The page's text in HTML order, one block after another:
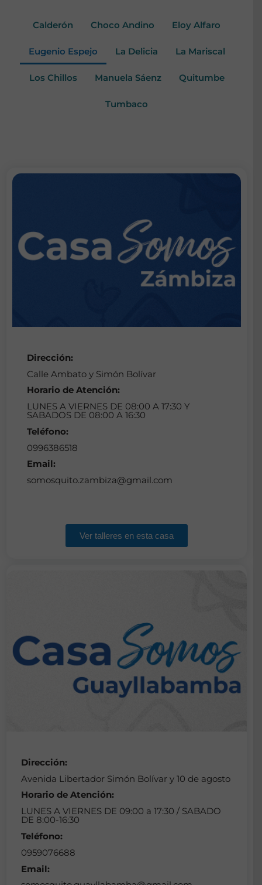
Calderón Choco Andino Eloy Alfaro
Eugenio Espejo La Delicia La Mariscal
Los Chillos Manuela Sáenz Quitumbe
Tumbaco
Dirección:
Calle Ambato y Simón Bolívar
Horario de Atención:
LUNES A VIERNES DE 08:00 A 17:30 Y
SABADOS DE 08:00 A 16:30
Teléfono:
0996386518
Email:
somosquito.zambiza@gmail.com
Ver talleres en esta casa
Dirección:
Avenida Libertador Simón Bolívar y 10 de agosto
Horario de Atención:
LUNES A VIERNES DE 09:00 a 17:30 / SABADO
DE 8:00-16:30
Teléfono:
0959076688
Email: